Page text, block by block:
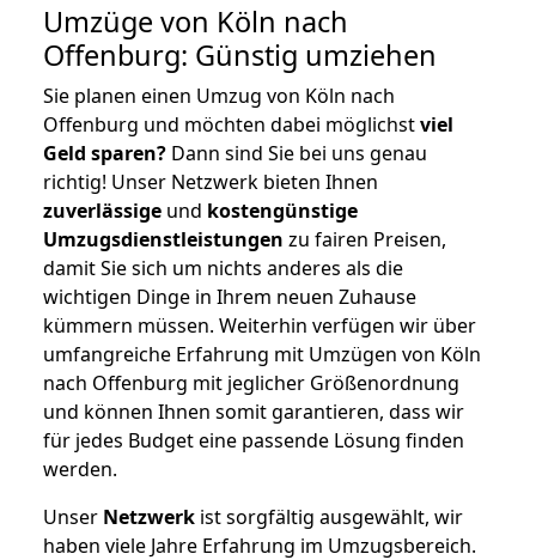
Umzüge von Köln nach
Offenburg: Günstig umziehen
Sie planen einen Umzug von Köln nach
Offenburg und möchten dabei möglichstviel
Geld sparen? Dann sind Sie bei uns genau
richtig! Unser Netzwerk bieten Ihnen
zuverlässige und kostengünstige
Umzugsdienstleistungen zu fairen Preisen,
damit Sie sich um nichts anderes als die
wichtigen Dinge in Ihrem neuen Zuhause
kümmern müssen. Weiterhin verfügen wir über
umfangreiche Erfahrung mit Umzügen von Köln
nach Offenburg mit jeglicher Größenordnung
und können Ihnen somit garantieren, dass wir
für jedes Budget eine passende Lösung finden
werden.
Unser Netzwerk ist sorgfältig ausgewählt, wir
haben viele Jahre Erfahrung im Umzugsbereich.